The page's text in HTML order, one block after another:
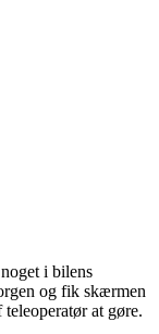
i bilens
og fik skærmen
at gøre.